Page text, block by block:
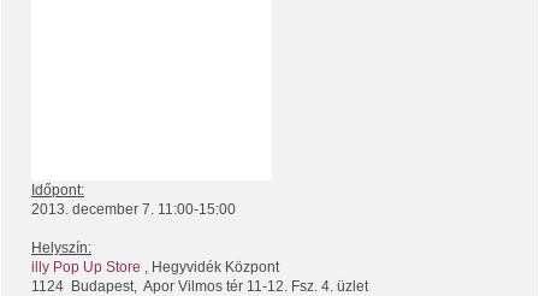
Időpont:
2013. december 7. 11:00-15:00
Helyszín:
illy Pop Up Store , Hegyvidék Központ
1124 Budapest, Apor Vilmos tér 11-12. Fsz. 4. üzlet